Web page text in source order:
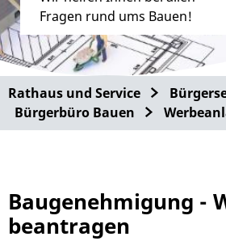
Fragen rund ums Bauen!
Rathaus und Service
Bürgerbüro Bauen
Baugenehmigung -
beantragen